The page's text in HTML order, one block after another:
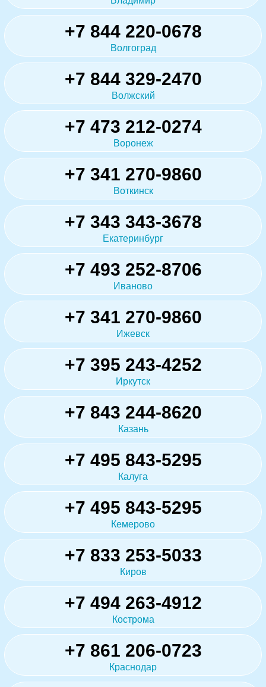
+7 844 220-0678
Волгоград
+7 844 329-2470
Волжский
+7 473 212-0274
Воронеж
+7 341 270-9860
Воткинск
+7 343 343-3678
Екатеринбург
+7 493 252-8706
Иваново
+7 341 270-9860
Ижевск
+7 395 243-4252
Иркутск
+7 843 244-8620
Казань
+7 495 843-5295
Калуга
+7 495 843-5295
Кемерово
+7 833 253-5033
Киров
+7 494 263-4912
Кострома
+7 861 206-0723
Краснодар